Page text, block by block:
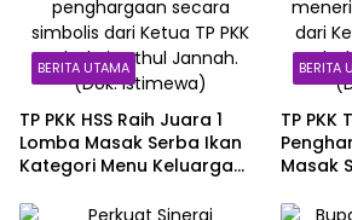
BERITA UTAMA
TP PKK HSS Raih Juara 1
Lomba Masak Serba Ikan
Kategori Menu Keluarga
BERITA
TP
Masak